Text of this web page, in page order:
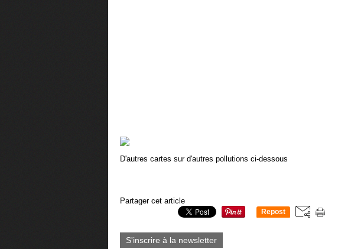
D'autres cartes sur d'autres pollutions ci-dessous
Partager cet article
Repost
S'inscrire à la newsletter